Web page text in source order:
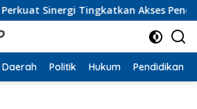
Tingkatkan Akses Pendidikan
Daerah Politik Hukum Pendidikan